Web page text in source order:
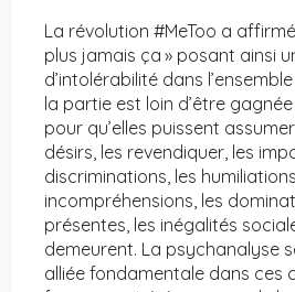
La révolution #MeToo a
plus jamais ça » posant ainsi
d’intolérabilité dans
la partie est loin d’être
pour qu’elles puissent
désirs, les revendiquer, les
discriminations, les
incompréhensions, les
présentes, les inégalités
demeurent. La psychanalyse
alliée fondamentale dans ces